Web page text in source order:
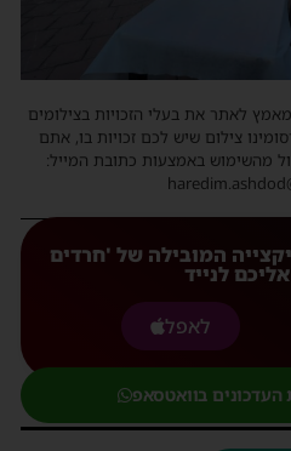
מאמץ לאתר את בעלי הזכויות בצילומים
צילום שיש לכם זכויות בו, אתם
מהשימוש באמצעות כתובת המייל:
המובילה של 'חרדים
לנייד
לאפל
בוואטסאפ